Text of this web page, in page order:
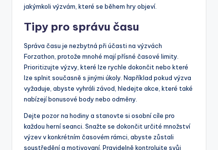
jakýmkoli výzvám, které se během hry objeví.
Tipy pro správu času
Správa času je nezbytná při účasti na výzvách
Forzathon, protože mnohé mají přísné časové limity.
Prioritizujte výzvy, které lze rychle dokončit nebo které
lze splnit současně s jinými úkoly. Například pokud výzva
vyžaduje, abyste vyhráli závod, hledejte akce, které také
nabízejí bonusové body nebo odměny.
Dejte pozor na hodiny a stanovte si osobní cíle pro
každou herní seanci. Snažte se dokončit určité množství
výzev v konkrétním časovém rámci, abyste zůstali
soustředění a motivovaní. Pravidelně kontrolujte svůj